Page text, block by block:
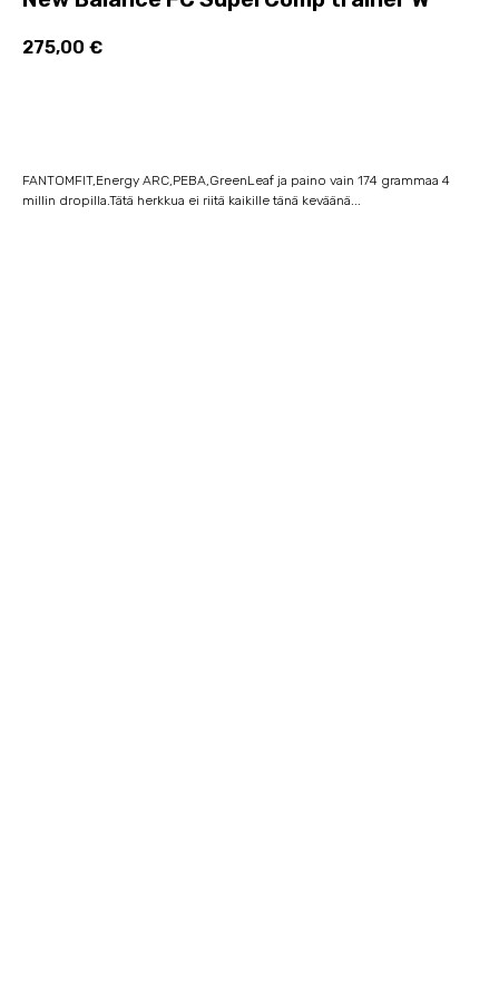
275,00 €
FANTOMFIT,Energy ARC,PEBA,GreenLeaf ja paino vain 174 grammaa 4
millin dropilla.Tätä herkkua ei riitä kaikille tänä keväänä...